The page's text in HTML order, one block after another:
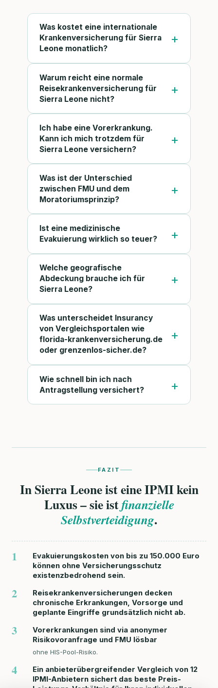
Was kostet eine internationale
Krankenversicherung für Sierra
Leone monatlich?
Warum reicht eine normale
Reisekrankenversicherung für
Sierra Leone nicht?
Ich habe eine Vorerkrankung.
Kann ich mich trotzdem für
Sierra Leone versichern?
Was ist der Unterschied
zwischen FMU und dem
Moratoriumsprinzip?
Ist eine medizinische
Evakuierung wirklich so teuer?
Welche geografische
Abdeckung brauche ich für
Sierra Leone?
Was unterscheidet Insurancy
von Vergleichsportalen wie
florida-krankenversicherung.de
oder grenzenlos-sicher.de?
Wie schnell bin ich nach
Antragstellung versichert?
FAZIT
In Sierra Leone ist eine IPMI kein
Luxus – sie istfinanzielle
Selbstverteidigung.
1
Evakuierungskosten von bis zu 150.000 Euro
können ohne Versicherungsschutz
existenzbedrohend sein.
2
Reisekrankenversicherungen decken
chronische Erkrankungen, Vorsorge und
geplante Eingriffe grundsätzlich nicht ab.
3
Vorerkrankungen sind via anonymer
Risikovoranfrage und FMU lösbar
ohne HIS-Pool-Risiko.
4
Ein anbieterübergreifender Vergleich von 12
IPMI-Anbietern sichert das beste Preis-